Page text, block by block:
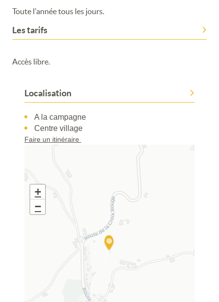
Toute l'année tous les jours.
Les tarifs
Accès libre.
Localisation
A la campagne
Centre village
Faire un itinéraire
+
−
Merci de patienter...